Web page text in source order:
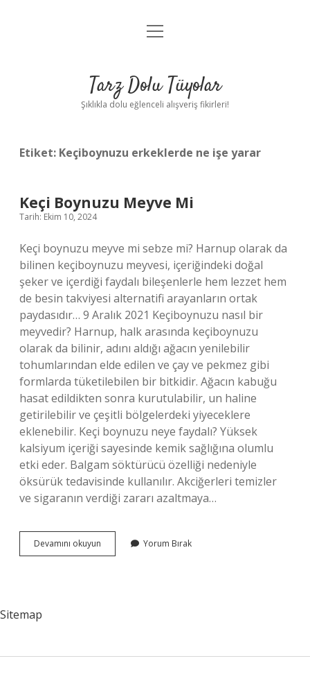
Anasayfa
Yasal Uyarı
menüyü
Tarz Dolu Tüyolar
Şıklıkla dolu eğlenceli alışveriş fikirleri!
Etiket: Keçiboynuzu erkeklerde ne işe yarar
Keçi Boynuzu Meyve Mi
Tarih: Ekim 10, 2024
Keçi boynuzu meyve mi sebze mi? Harnup olarak da
bilinen keçiboynuzu meyvesi, içeriğindeki doğal
şeker ve içerdiği faydalı bileşenlerle hem lezzet hem
de besin takviyesi alternatifi arayanların ortak
paydasıdır… 9 Aralık 2021 Keçiboynuzu nasıl bir
meyvedir? Harnup, halk arasında keçiboynuzu
olarak da bilinir, adını aldığı ağacın yenilebilir
tohumlarından elde edilen ve çay ve pekmez gibi
formlarda tüketilebilen bir bitkidir. Ağacın kabuğu
hasat edildikten sonra kurutulabilir, un haline
getirilebilir ve çeşitli bölgelerdeki yiyeceklere
eklenebilir. Keçi boynuzu neye faydalı? Yüksek
kalsiyum içeriği sayesinde kemik sağlığına olumlu
etki eder. Balgam söktürücü özelliği nedeniyle
öksürük tedavisinde kullanılır. Akciğerleri temizler
ve sigaranın verdiği zararı azaltmaya…
Devamını okuyun
Boynuzu
Yorum Bırak
Sitemap